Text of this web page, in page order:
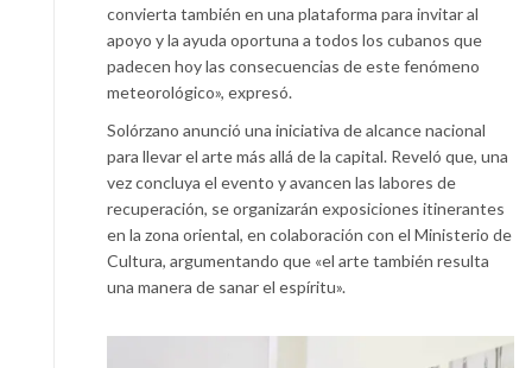
convierta también en una plataforma para invitar al
apoyo y la ayuda oportuna a todos los cubanos que
padecen hoy las consecuencias de este fenómeno
meteorológico», expresó.
Solórzano anunció una iniciativa de alcance nacional
para llevar el arte más allá de la capital. Reveló que, una
vez concluya el evento y avancen las labores de
recuperación, se organizarán exposiciones itinerantes
en la zona oriental, en colaboración con el Ministerio de
Cultura, argumentando que «el arte también resulta
una manera de sanar el espíritu».